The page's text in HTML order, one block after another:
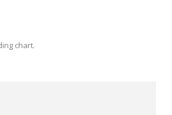
chart.